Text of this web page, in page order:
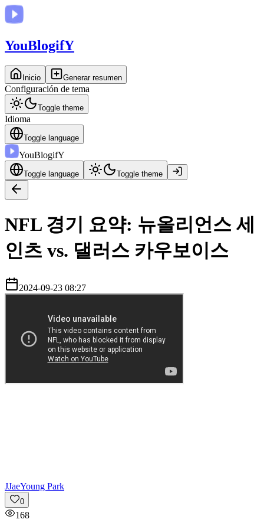
YouBlogifY
Inicio Generar resumen
Configuración de tema
Toggle theme
Idioma
Toggle language
YouBlogifY
Toggle language Toggle theme
NFL 경기 요약: 뉴올리언스 세
인츠 vs. 댈러스 카우보이스
2024-09-23 08:27
JJaeYoung Park
0
168